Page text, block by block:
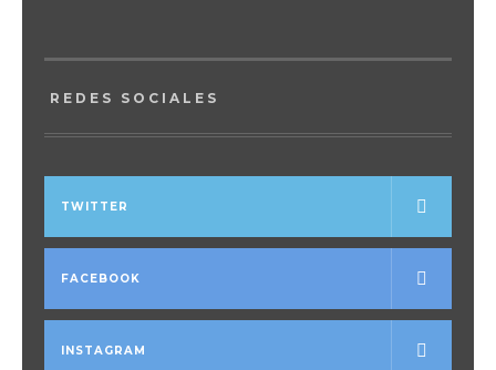
REDES SOCIALES
TWITTER
FACEBOOK
INSTAGRAM